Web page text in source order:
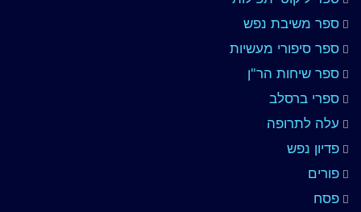
ספר משיבת נפש
ספר סיפורי מעשיות
ספר שיחות הר"ן
ספרי ברסלב
עלה לתרופה
פדיון נפש
פורים
פסח